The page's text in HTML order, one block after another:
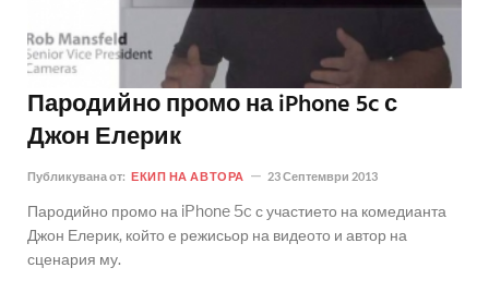
Пародийно промо на iPhone 5c с
Джон Елерик
Публикувана от: ЕКИП НА АВТОРА 23 Септември 2013
Пародийно промо на iPhone 5c с участието на комедианта
Джон Елерик, който е режисьор на видеото и автор на
сценария му.